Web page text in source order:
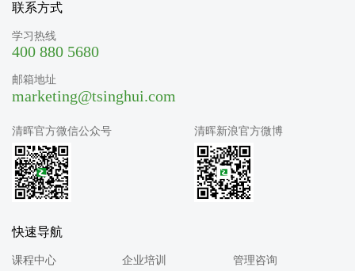
联系方式
学习热线
400 880 5680
邮箱地址
marketing@tsinghui.com
清晖官方微信公众号 清晖新浪官方微博
快速导航
课程中心 企业培训
管理咨询